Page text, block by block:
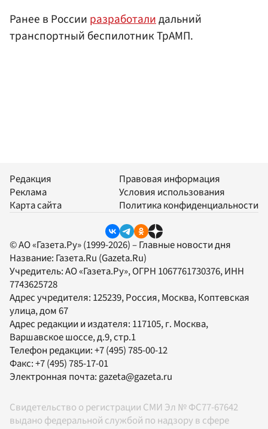
Ранее в России разработалидальний
транспортный беспилотник ТрАМП.
Редакция
Реклама
Карта сайта
Правовая информация
Условия использования
Политика конфиденциальности
© АО «Газета.Ру» (1999-2026) – Главные новости дня
Название: Газета.Ru (Gazeta.Ru)
Учредитель:АО «Газета.Ру», ОГРН 1067761730376, ИНН
7743625728
Адрес учредителя: 125239, Россия, Москва, Коптевская
улица, дом 67
Адрес редакции и издателя: 117105, г. Москва,
Варшавское шоссе, д.9, стр.1
Телефон редакции:+7 (495) 785-00-12
Факс:+7 (495) 785-17-01
Электронная почта:gazeta@gazeta.ru
Свидетельство о регистрации СМИ Эл № ФС77-67642
выдано федеральной службой по надзору в сфере